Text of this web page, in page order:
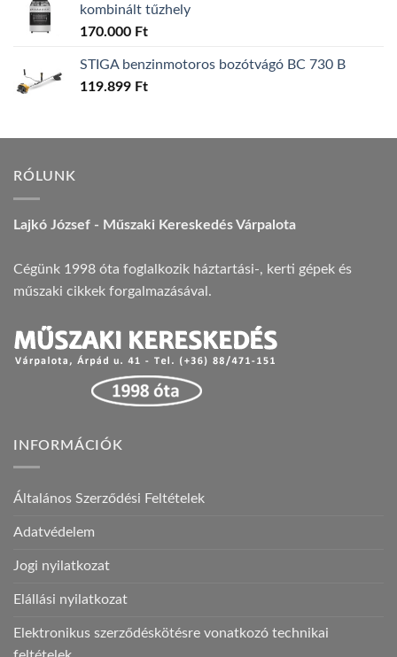
kombinált tűzhely
170.000 Ft
STIGA benzinmotoros bozótvágó BC 730 B
119.899 Ft
RÓLUNK
Lajkó József - Műszaki Kereskedés Várpalota
Cégünk 1998 óta foglalkozik háztartási-, kerti gépek és
műszaki cikkek forgalmazásával.
INFORMÁCIÓK
Általános Szerződési Feltételek
Adatvédelem
Jogi nyilatkozat
Elállási nyilatkozat
Elektronikus szerződéskötésre vonatkozó technikai